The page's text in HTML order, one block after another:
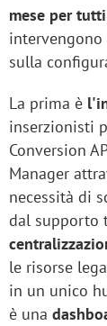
mese per
sulla
La prima è
inserzionisti
Conversion
Manager
necessità di
dal supporto
le risorse
in un unico
è una